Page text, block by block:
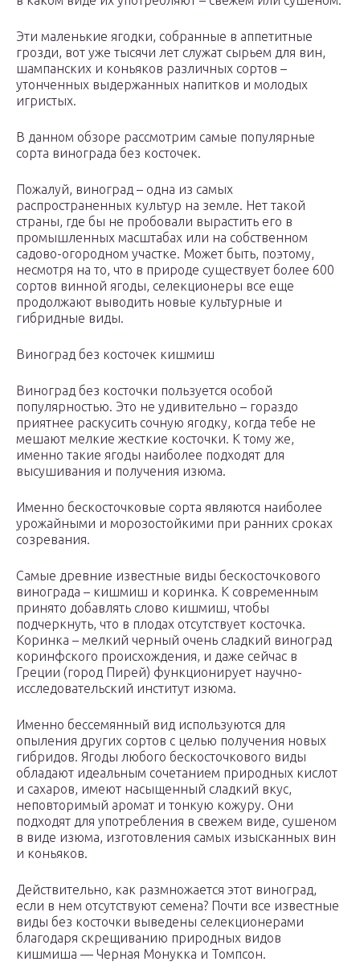
Эти маленькие ягодки, собранные в аппетитные
грозди, вот уже тысячи лет служат сырьем для вин,
шампанских и коньяков различных сортов –
утонченных выдержанных напитков и молодых
игристых.
В данном обзоре рассмотрим самые популярные
сорта винограда без косточек.
Пожалуй, виноград – одна из самых
распространенных культур на земле. Нет такой
страны, где бы не пробовали вырастить его в
промышленных масштабах или на собственном
садово-огородном участке. Может быть, поэтому,
несмотря на то, что в природе существует более 600
сортов винной ягоды, селекционеры все еще
продолжают выводить новые культурные и
гибридные виды.
Виноград без косточек кишмиш
Виноград без косточки пользуется особой
популярностью. Это не удивительно – гораздо
приятнее раскусить сочную ягодку, когда тебе не
мешают мелкие жесткие косточки. К тому же,
именно такие ягоды наиболее подходят для
высушивания и получения изюма.
Именно бескосточковые сорта являются наиболее
урожайными и морозостойкими при ранних сроках
созревания.
Самые древние известные виды бескосточкового
винограда – кишмиш и коринка. К современным
принято добавлять слово кишмиш, чтобы
подчеркнуть, что в плодах отсутствует косточка.
Коринка – мелкий черный очень сладкий виноград
коринфского происхождения, и даже сейчас в
Греции (город Пирей) функционирует научно-
исследовательский институт изюма.
Именно бессемянный вид используются для
опыления других сортов с целью получения новых
гибридов. Ягоды любого бескосточкового виды
обладают идеальным сочетанием природных кислот
и сахаров, имеют насыщенный сладкий вкус,
неповторимый аромат и тонкую кожуру. Они
подходят для употребления в свежем виде, сушеном
в виде изюма, изготовления самых изысканных вин
и коньяков.
Действительно, как размножается этот виноград,
если в нем отсутствуют семена? Почти все известные
виды без косточки выведены селекционерами
благодаря скрещиванию природных видов
кишмиша — Черная Монукка и Томпсон.